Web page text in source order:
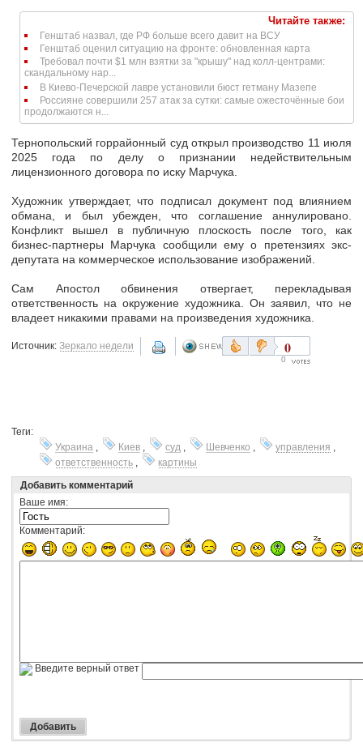
Читайте также:
Генштаб назвал, где РФ больше всего давит на ВСУ
Генштаб оценил ситуацию на фронте: обновленная карта
Требовал почти $1 млн взятки за "крышу" над колл-центрами:
скандальному нар...
В Киево-Печерской лавре установили бюст гетману Мазепе
Россияне совершили 257 атак за сутки: самые ожесточённые бои
продолжаются н...
Тернопольский горрайонный суд открыл производство 11 июля
2025 года по делу о признании недействительным
лицензионного договора по иску Марчука.
Художник утверждает, что подписал документ под влиянием
обмана, и был убежден, что соглашение аннулировано.
Конфликт вышел в публичную плоскость после того, как
бизнес-партнеры Марчука сообщили ему о претензиях экс-
депутата на коммерческое использование изображений.
Сам Апостол обвинения отвергает, перекладывая
ответственность на окружение художника. Он заявил, что не
владеет никакими правами на произведения художника.
Источник: Зеркало недели 0
0
Теги:
Украина , Киев , суд , Шевченко , управления ,
ответственность ,
картины
Добавить комментарий
Ваше имя:
Комментарий:
Введите верный ответ